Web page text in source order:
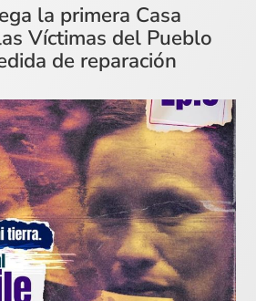
la primera Casa
Víctimas del Pueblo
de reparación